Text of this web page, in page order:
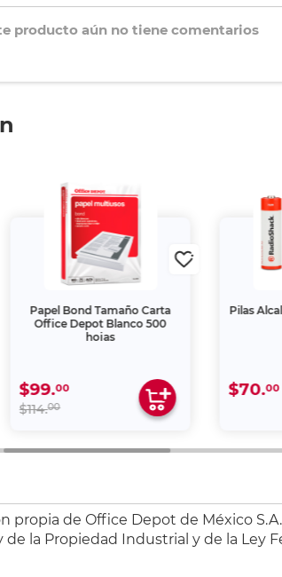
producto aún no tiene comentarios
Papel Bond Tamaño Carta
Office Depot Blanco 500
hojas
$99.00
$114.00
Pilas
$70.00
propia de Office Depot de México
la Propiedad Industrial y de la Ley